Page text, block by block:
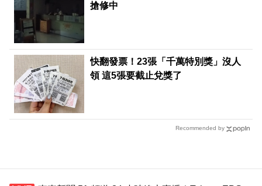
搶修中
快翻發票！23張「千萬特別獎」沒人
領 這5張要截止兌獎了
Recommended by